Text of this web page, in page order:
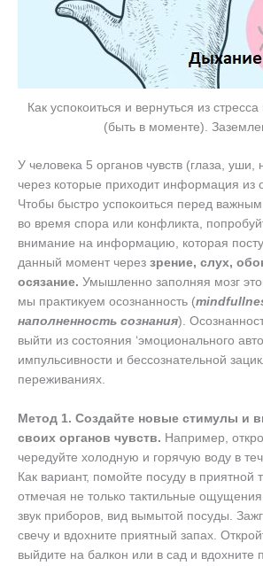
Как успокоиться и вернуться из стресса
(быть в моменте).
У человека 5 органов чувств (глаза, уши,
через которые приходит информация из
Чтобы быстро успокоиться перед
во время спора или конфликта,
внимание на информацию, которая
данный момент через зрение, слух,
осязание. Умышленно заполняя мозг
мы практикуем осознанность (
наполненность сознания).
выйти из состояния ‘эмоционального
импульсивности и бессознательной
переживаниях.
Метод 1. Создайте новые стимулы и
своих органов чувств. Например,
чередуйте холодную и горячую воду в
Как вариант, помойте посуду в приятной
отмечая не только тактильные
звук приборов, вид вымытой посуды.
свечу и вдохните приятный запах.
выйдите на балкон или в сад и вдохните